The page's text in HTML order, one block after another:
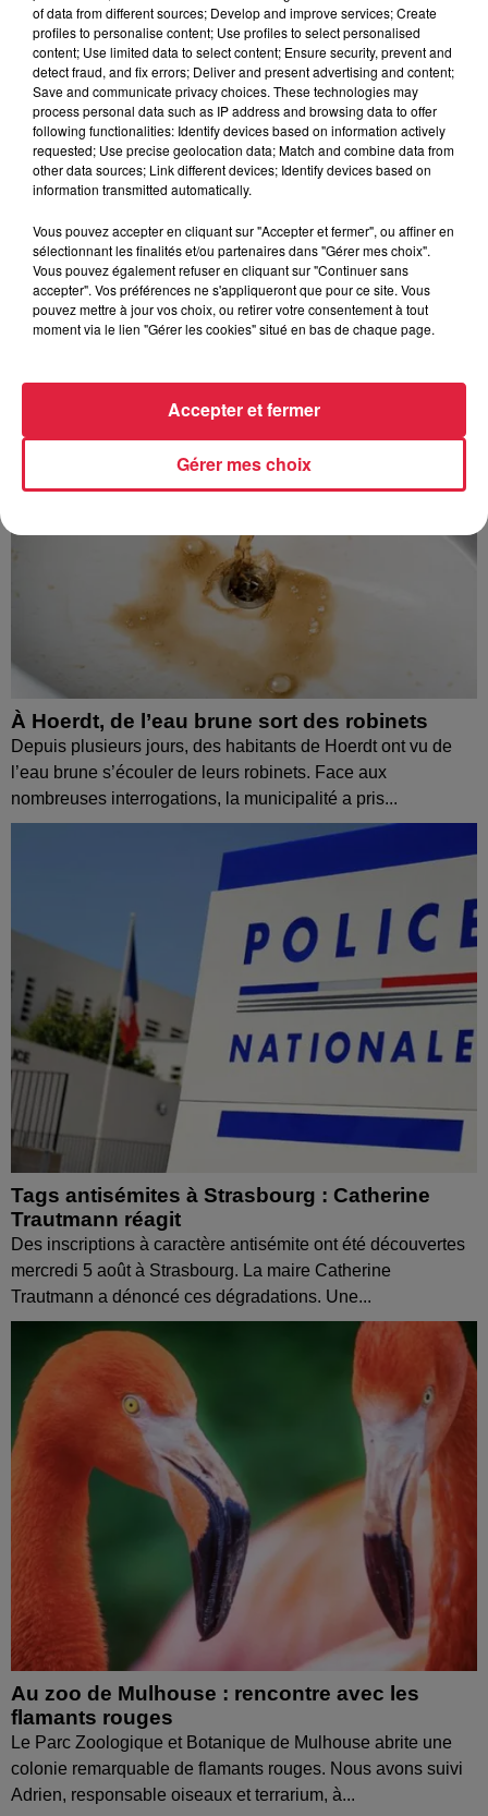
6 août 2026
Au zoo de Mulhouse : rencontre
avec les flamants rouges
À découvrir également
À Hoerdt, de l’eau brune sort des robinets
Depuis plusieurs jours, des habitants de Hoerdt ont vu de
l’eau brune s’écouler de leurs robinets. Face aux
nombreuses interrogations, la municipalité a pris...
Tags antisémites à Strasbourg : Catherine
Trautmann réagit
Des inscriptions à caractère antisémite ont été découvertes
mercredi 5 août à Strasbourg. La maire Catherine
Trautmann a dénoncé ces dégradations. Une...
Au zoo de Mulhouse : rencontre avec les
flamants rouges
Le Parc Zoologique et Botanique de Mulhouse abrite une
colonie remarquable de flamants rouges. Nous avons suivi
Adrien, responsable oiseaux et terrarium, à...
of data from different sources; Develop and improve services; Create
profiles to personalise content; Use profiles to select personalised
content; Use limited data to select content; Ensure security, prevent and
detect fraud, and fix errors; Deliver and present advertising and content;
Save and communicate privacy choices. These technologies may
process personal data such as IP address and browsing data to offer
following functionalities: Identify devices based on information actively
requested; Use precise geolocation data; Match and combine data from
other data sources; Link different devices; Identify devices based on
information transmitted automatically.
Vous pouvez accepter en cliquant sur "Accepter et fermer", ou affiner en
sélectionnant les finalités et/ou partenaires dans "Gérer mes choix".
Vous pouvez également refuser en cliquant sur "Continuer sans
accepter". Vos préférences ne s'appliqueront que pour ce site. Vous
pouvez mettre à jour vos choix, ou retirer votre consentement à tout
moment via le lien "Gérer les cookies" situé en bas de chaque page.
Gérer mes choix
Accepter et fermer